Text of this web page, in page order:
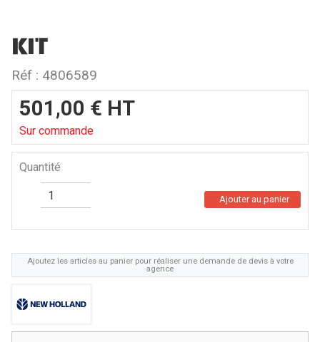
KIT
Réf : 4806589
Ajoutez les articles au panier pour réaliser une demande de devis à votre
agence
501,00 € HT
Sur commande
Quantité
Ajouter au panier